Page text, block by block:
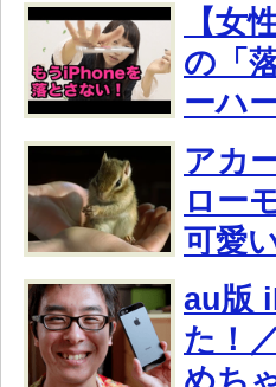
【
の「
ーハ
アカ
ロー
可愛
au版
た！
めち